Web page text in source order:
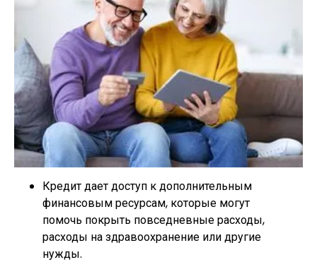
Кредит дает доступ к дополнительным
финансовым ресурсам, которые могут
помочь покрыть повседневные расходы,
расходы на здравоохранение или другие
нужды.